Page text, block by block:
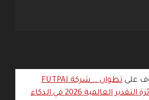
على
تطوان … شركة FUTPAI
تحصد جائزة التقدير العالمية 2026 في الذكاء